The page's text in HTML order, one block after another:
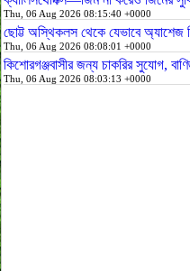
Thu, 06 Aug 2026 08:15:40 +0000
ছোট্ট অস্থিকলস থেকে যেভাবে অ্যাশেজ
Thu, 06 Aug 2026 08:08:01 +0000
কিশোরগঞ্জবাসীর জন্য চাকরির সুযোগ,
Thu, 06 Aug 2026 08:03:13 +0000